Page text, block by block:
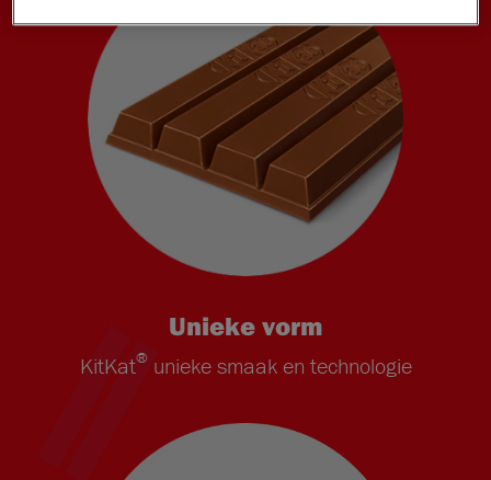
Unieke vorm
KitKat®unieke smaak en technologie